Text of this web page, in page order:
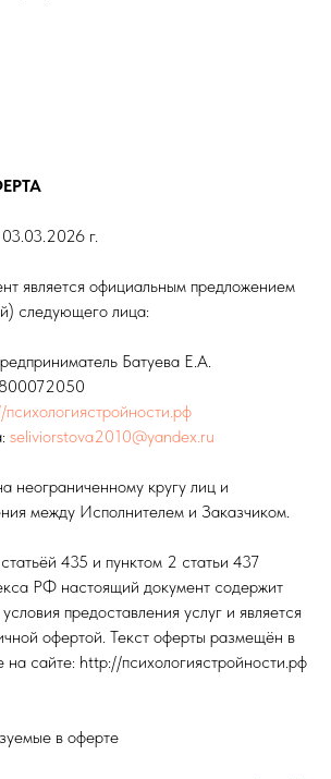
г.
является официальным предложением
следующего лица:
Батуева Е.А.
seliviorstova2010@yandex.ru
неограниченному кругу лиц и
между Исполнителем и Заказчиком.
435 и пунктом 2 статьи 437
РФ настоящий документ содержит
предоставления услуг и является
офертой. Текст оферты размещён в
на сайте: http://психологиястройности.рф
в оферте